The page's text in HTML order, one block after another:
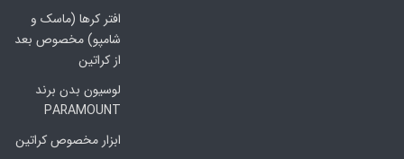
افتر کرها (ماسک و
شامپو) مخصوص بعد
از کراتین
لوسیون بدن برند
PARAMOUNT
ابزار مخصوص کراتین